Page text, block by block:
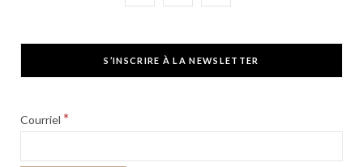
e w t
S’INSCRIRE À LA NEWSLETTER
Courriel *